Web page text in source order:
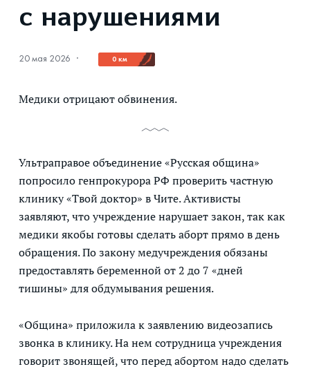
с нарушениями
20 мая 2026 · 0 км
Медики отрицают обвинения.
Ультраправое объединение «Русская община»
попросило генпрокурора РФ проверить частную
клинику «Твой доктор» в Чите. Активисты
заявляют, что учреждение нарушает закон, так как
медики якобы готовы сделать аборт прямо в день
обращения. По закону медучреждения обязаны
предоставлять беременной от 2 до 7 «дней
тишины» для обдумывания решения.
«Община» приложила к заявлению видеозапись
звонка в клинику. На нем сотрудница учреждения
говорит звонящей, что перед абортом надо сделать